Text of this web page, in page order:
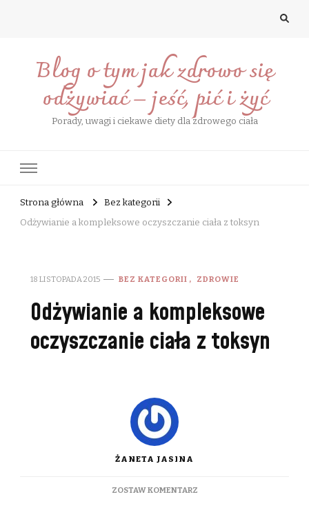
Blog o tym jak zdrowo się
odżywiać – jeść, pić i żyć
Porady, uwagi i ciekawe diety dla zdrowego ciała
Strona główna
Bez kategorii
Odżywianie a kompleksowe oczyszczanie ciała z toksyn
18 LISTOPADA 2015 BEZ KATEGORII ZDROWIE
Odżywianie a kompleksowe
oczyszczanie ciała z toksyn
ŻANETA JASINA
ZOSTAW KOMENTARZDO